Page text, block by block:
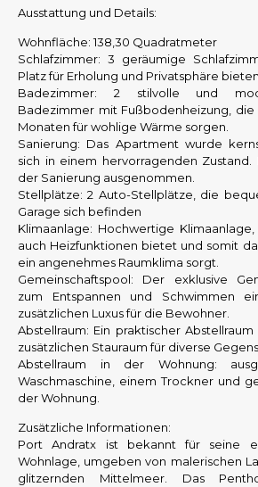
Ausstattung und Details:
Wohnfläche: 138,30 Quadratmeter
Schlafzimmer: 3 geräumige
Platz für Erholung und Privatsphäre bieten.
Badezimmer: 2 stilvolle und
Badezimmer mit Fußbodenheizung,
Monaten für wohlige Wärme sorgen.
Sanierung: Das Apartment wurde
sich in einem hervorragenden Zustand.
der Sanierung ausgenommen.
Stellplätze: 2 Auto-Stellplätze, die
Garage sich befinden
Klimaanlage: Hochwertige
auch Heizfunktionen bietet und somit
ein angenehmes Raumklima sorgt.
Gemeinschaftspool: Der exklusive
zum Entspannen und Schwimmen
zusätzlichen Luxus für die Bewohner.
Abstellraum: Ein praktischer
zusätzlichen Stauraum für diverse
Abstellraum in der Wohnung:
Waschmaschine, einem Trockner und
der Wohnung.
Zusätzliche Informationen:
Port Andratx ist bekannt für seine
Wohnlage, umgeben von malerischen
glitzernden Mittelmeer. Das